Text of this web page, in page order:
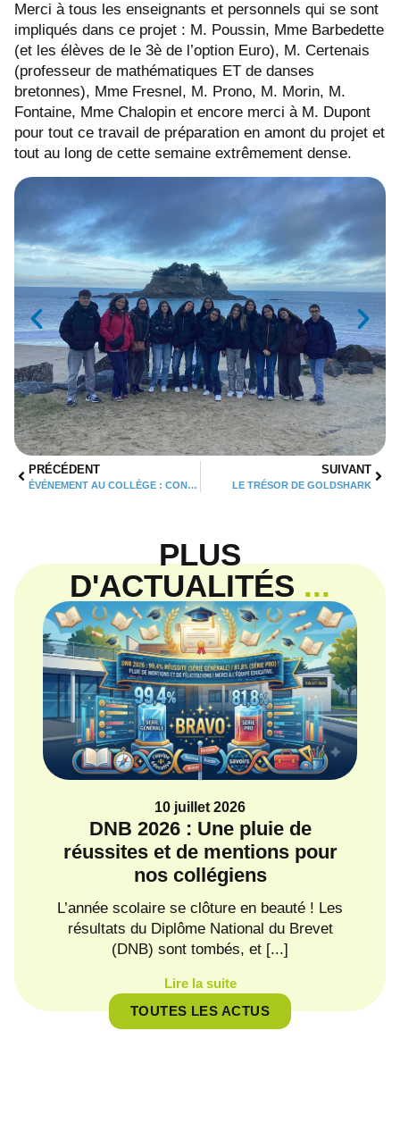
Merci à tous les enseignants et personnels qui se sont
impliqués dans ce projet : M. Poussin, Mme Barbedette
(et les élèves de le 3è de l’option Euro), M. Certenais
(professeur de mathématiques ET de danses
bretonnes), Mme Fresnel, M. Prono, M. Morin, M.
Fontaine, Mme Chalopin et encore merci à M. Dupont
pour tout ce travail de préparation en amont du projet et
tout au long de cette semaine extrêmement dense.
PRÉCÉDENT
ÉVÉNEMENT AU COLLÈGE : CONFÉRENCE SUR L’EVARS ET L’ÉGALITÉ FILLES-GARÇONS
SUIVANT
LE TRÉSOR DE GOLDSHARK
PLUS
D'ACTUALITÉS ...
10 juillet 2026
DNB 2026 : Une pluie de
réussites et de mentions pour
nos collégiens
L’année scolaire se clôture en beauté ! Les
résultats du Diplôme National du Brevet
(DNB) sont tombés, et [...]
Lire la suite
TOUTES LES ACTUS